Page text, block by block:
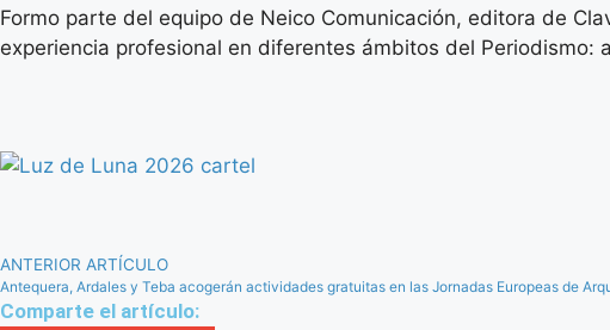
Formo parte del equipo de Neico Comunicación, editora de
experiencia profesional en diferentes ámbitos del
ANTERIOR ARTÍCULO
Antequera, Ardales y Teba acogerán actividades gratuitas en las Jornadas Europeas de
Comparte el artículo: